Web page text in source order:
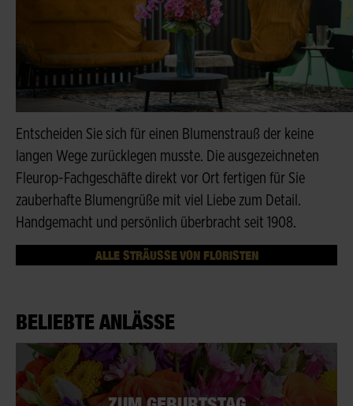
Entscheiden Sie sich für einen Blumenstrauß der keine
langen Wege zurücklegen musste. Die ausgezeichneten
Fleurop-Fachgeschäfte direkt vor Ort fertigen für Sie
zauberhafte Blumengrüße mit viel Liebe zum Detail.
Handgemacht und persönlich überbracht seit 1908.
ALLE STRÄUSSE VON FLORISTEN
BELIEBTE ANLÄSSE